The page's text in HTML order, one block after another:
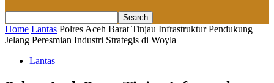
Home Lantas Polres Aceh Barat Tinjau Infrastruktur Pendukung
Jelang Peresmian Industri Strategis di Woyla
Lantas